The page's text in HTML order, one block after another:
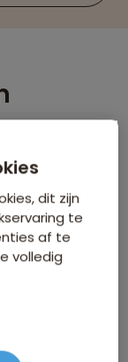
van je leven
brede lach
wensen
dit zijn
te
af te
volledig